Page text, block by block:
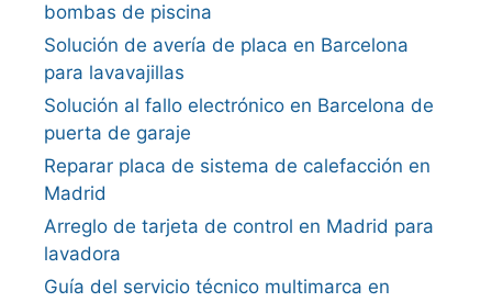
bombas de piscina
Solución de avería de placa en Barcelona
para lavavajillas
Solución al fallo electrónico en Barcelona de
puerta de garaje
Reparar placa de sistema de calefacción en
Madrid
Arreglo de tarjeta de control en Madrid para
lavadora
Guía del servicio técnico multimarca en